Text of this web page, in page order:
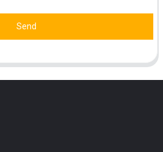
Send